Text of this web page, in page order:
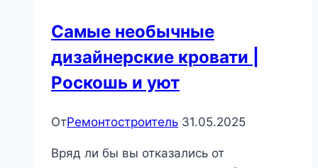
Самые необычные
дизайнерские кровати |
Роскошь и уют
ОтРемонтостроитель 31.05.2025
Вряд ли бы вы отказались от